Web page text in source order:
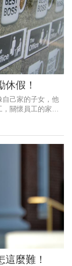
假！
自己家的子女，他
關懷員工的家庭
麼難！